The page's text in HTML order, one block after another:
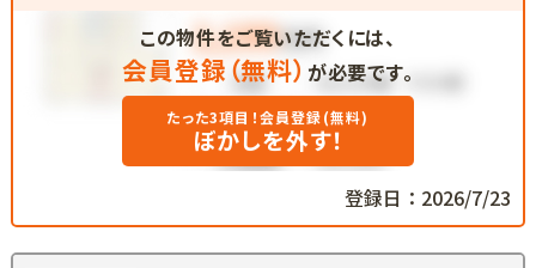
この物件をご覧いただくには、
会員登録（無料） が必要です。
たった3項目！会員登録(無料)
ぼかしを外す！
登録日：2026/7/23